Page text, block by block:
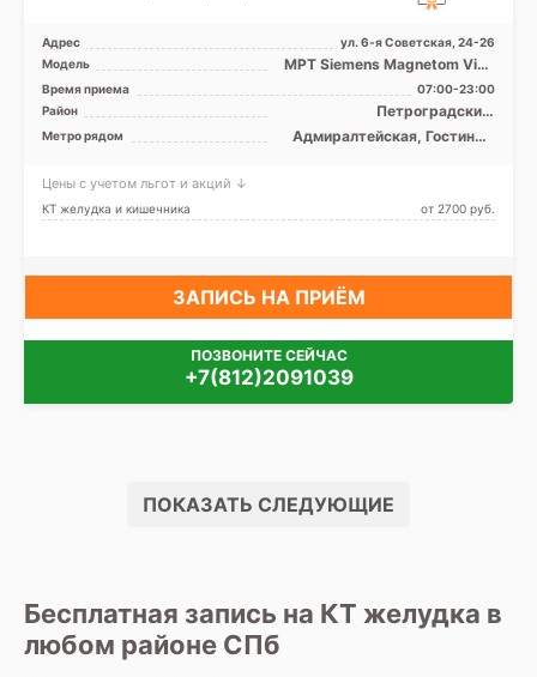
Адрес
ул. 6-я Советская, 24-26
Модель
МРТ Siemens Magnetom Vida
3Т закрытый тип, Siemens
Magnetom Essenza 1. ...
Время приема
07:00-23:00
Район
Петроградский,
Фрунзенский, Центральный,
Адмиралтейский
Метро рядом
Адмиралтейская, Гостиный
Александра Невского,
Площадь Восстания,
Цены с учетом льгот и акций ↓
КТ желудка и кишечника от 2700 pуб.
ЗАПИСЬ НА ПРИЁМ
ПОЗВОНИТЕ СЕЙЧАС
+7(812)2091039
ПОКАЗАТЬ СЛЕДУЮЩИЕ
Бесплатная запись на КТ желудка в
любом районе СПб